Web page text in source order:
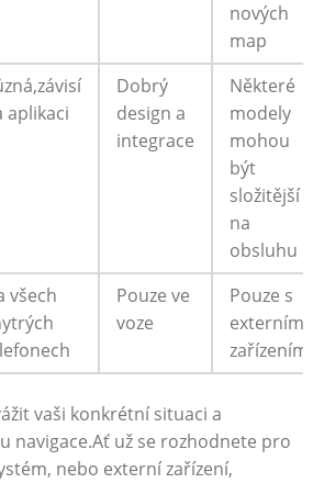
nových‌
map
aplikaci
Dobrý
design a
integrace
Některé
modely
mohou
být
složitější
na
obsluhu
všech
Pouze ve
voze
Pouze‍ s
externím
zařízením
vaši konkrétní situaci​ a
navigace.Ať už se ⁤rozhodnete pro
nebo‌ externí zařízení,